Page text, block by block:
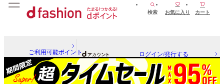
検索 お気に入り カート
ご利用可能ポイント ログイン/発行する